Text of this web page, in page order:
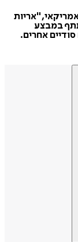
"אריות
השתתף במבצע
אחרים.